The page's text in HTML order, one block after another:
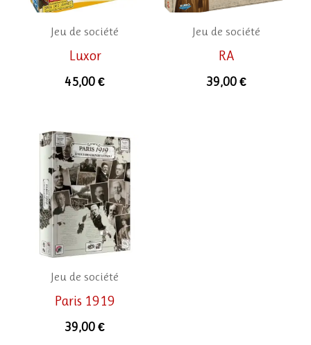
Jeu de société
Luxor
45,00€
Jeu de société
RA
39,00 €
Jeu de société
Paris 1919
39,00€